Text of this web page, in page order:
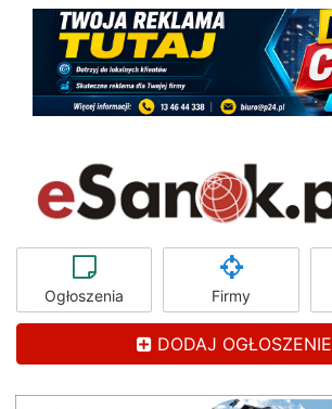
Ogłoszenia Firmy
DODAJ OGŁOSZENIE